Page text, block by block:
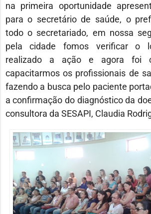
na primeira oportunidade
para o secretário de saúde, o
todo o secretariado, em nossa
pela cidade fomos verificar o
realizado a ação e agora foi
capacitarmos os profissionais de
fazendo a busca pelo paciente
a confirmação do diagnóstico da
consultora da SESAPI, Claudia